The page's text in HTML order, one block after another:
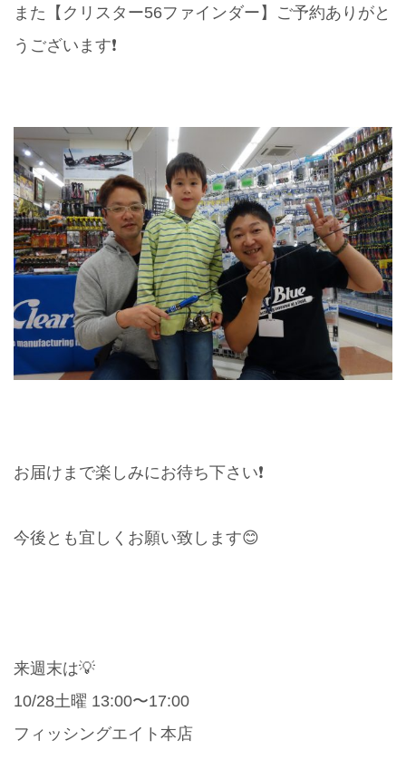
また【クリスター56ファインダー】ご予約ありがと
うございます❗️
お届けまで楽しみにお待ち下さい❗️
今後とも宜しくお願い致します😊
来週末は💡
10/28土曜 13:00〜17:00
フィッシングエイト本店